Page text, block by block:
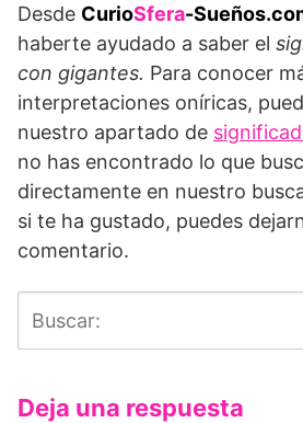
Desde CurioSfera-
haberte ayudado a saber el
con gigantes. Para conocer
interpretaciones oníricas,
nuestro apartado de
no has encontrado lo que
directamente en nuestro
si te ha gustado, puedes
comentario.
Deja una respuesta